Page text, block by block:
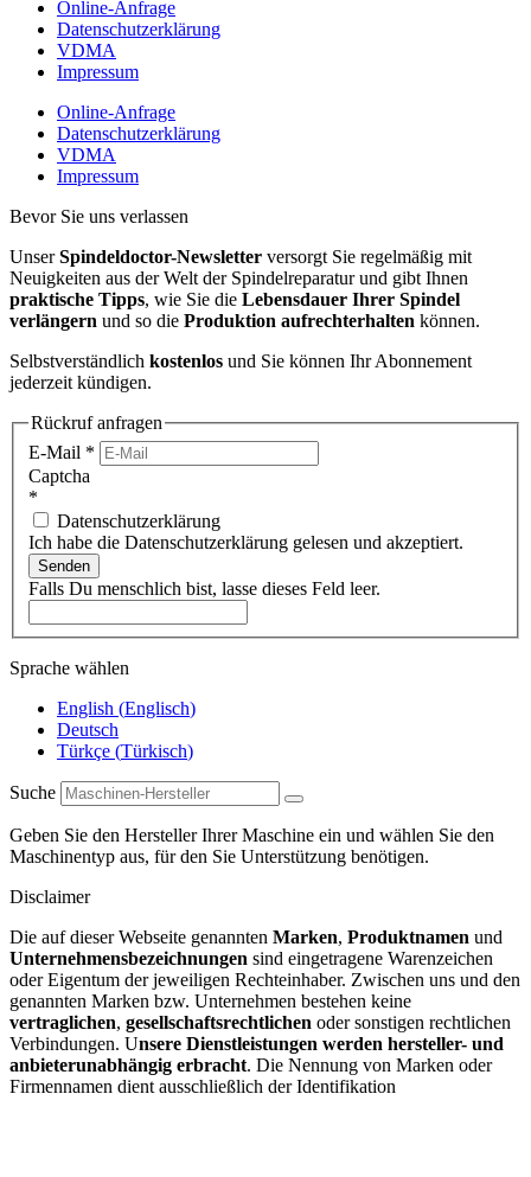
Online-Anfrage
Datenschutzerklärung
VDMA
Impressum
Online-Anfrage
Datenschutzerklärung
VDMA
Impressum
Bevor Sie uns verlassen
UnserSpindeldoctor-Newsletter versorgt Sie regelmäßig mit
Neuigkeiten aus der Welt der Spindelreparatur und gibt Ihnen
praktische Tipps, wie Sie die Lebensdauer Ihrer Spindel
verlängern und so die Produktion aufrechterhalten können.
Selbstverständlich kostenlos und Sie können Ihr Abonnement
jederzeit kündigen.
Rückruf anfragen
E-Mail *
Captcha
*
Datenschutzerklärung
Ich habe die Datenschutzerklärung gelesen und akzeptiert.
Senden
Falls Du menschlich bist, lasse dieses Feld leer.
Sprache wählen
English (Englisch)
Deutsch
Türkçe (Türkisch)
Suche
Geben Sie den Hersteller Ihrer Maschine ein und wählen Sie den
Maschinentyp aus, für den Sie Unterstützung benötigen.
Disclaimer
Die auf dieser Webseite genannten Marken, Produktnamen und
Unternehmensbezeichnungen sind eingetragene Warenzeichen
oder Eigentum der jeweiligen Rechteinhaber. Zwischen uns und den
genannten Marken bzw. Unternehmen bestehen keine
vertraglichen, gesellschaftsrechtlichen oder sonstigen rechtlichen
Verbindungen. Unsere Dienstleistungen werden hersteller- und
anbieterunabhängig erbracht. Die Nennung von Marken oder
Firmennamen dient ausschließlich der Identifikation